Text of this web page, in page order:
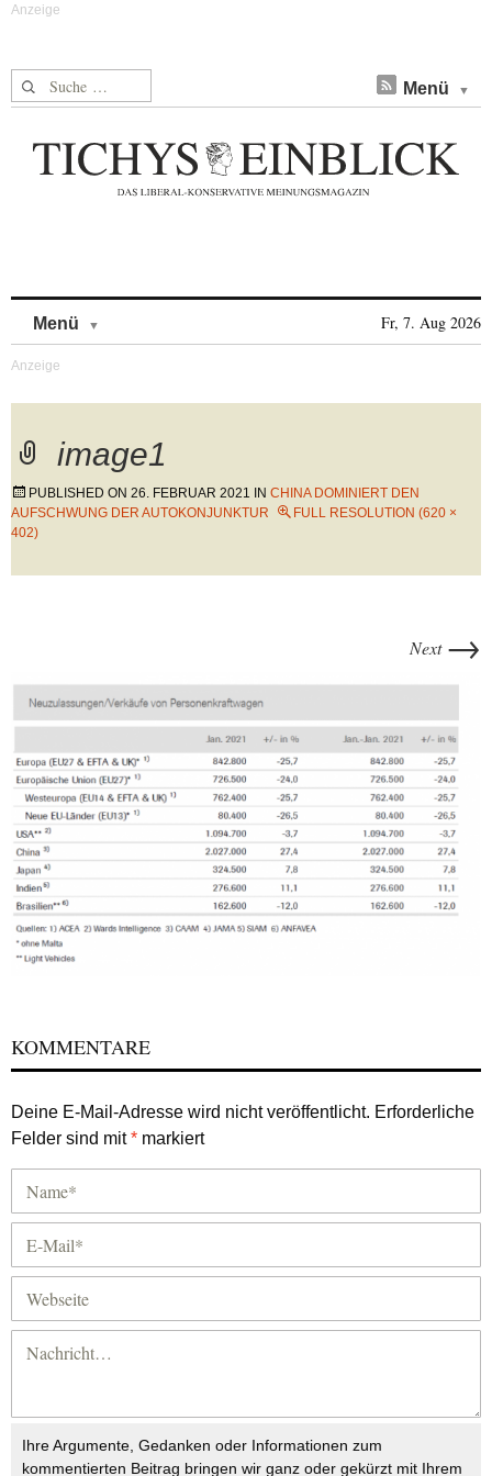
Suche nach: Menü
Menü Fr, 7. Aug 2026
image1
PUBLISHED ON 26. FEBRUAR 2021 IN CHINA DOMINIERT DEN
AUFSCHWUNG DER AUTOKONJUNKTUR
FULL RESOLUTION (620 ×
402)
Next →
KOMMENTARE
Deine E-Mail-Adresse wird nicht veröffentlicht. Erforderliche
Felder sind mit* markiert
Ihre Argumente, Gedanken oder Informationen zum
kommentierten Beitrag bringen wir ganz oder gekürzt mit Ihrem